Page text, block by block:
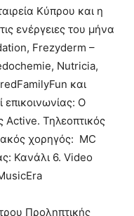
Κύπρου και η
ενέργειες του μήνα
Frezyderm –
Nutricia,
και
O
Active. Τηλεοπτικός
χορηγός: MC
Κανάλι 6. Video
Προληπτικής